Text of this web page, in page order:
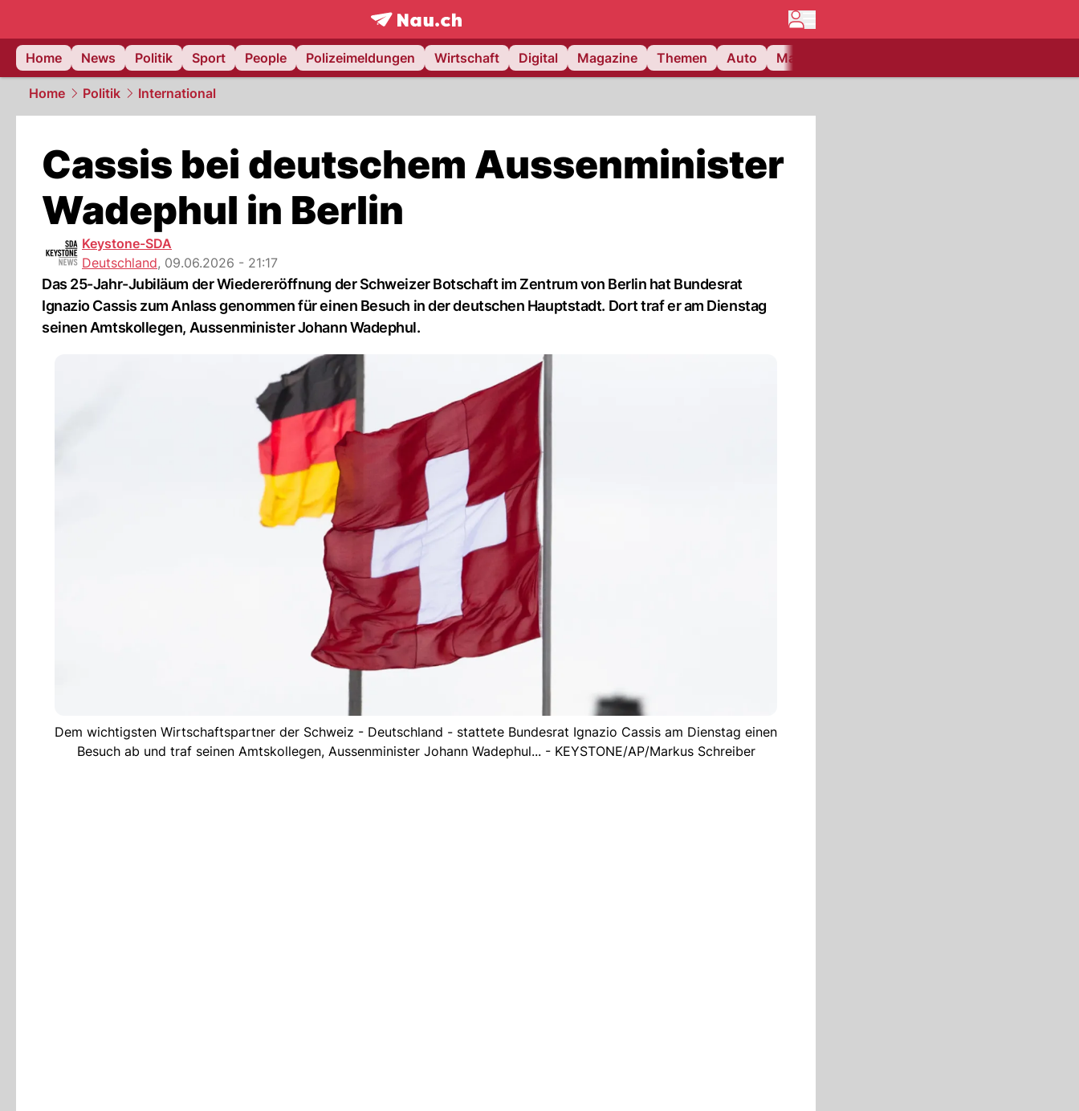
frontpage.NAU.ch
Home
News Politik Sport People Polizeimeldungen Wirtschaft Digital Magazine Themen Auto Matchcenter
Home Politik International
Cassis bei deutschem Aussenminister
Wadephul in Berlin
Keystone-SDA
Deutschland, 09.06.2026 - 21:17
Das 25-Jahr-Jubiläum der Wiedereröffnung der Schweizer Botschaft im Zentrum von Berlin hat Bundesrat
Ignazio Cassis zum Anlass genommen für einen Besuch in der deutschen Hauptstadt. Dort traf er am Dienstag
seinen Amtskollegen, Aussenminister Johann Wadephul.
Dem wichtigsten Wirtschaftspartner der Schweiz - Deutschland - stattete Bundesrat Ignazio Cassis am Dienstag einen
Besuch ab und traf seinen Amtskollegen, Aussenminister Johann Wadephul... - KEYSTONE/AP/Markus Schreiber